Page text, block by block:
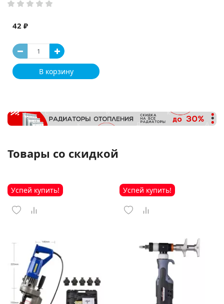
42 ₽
В корзину
Товары со скидкой
Успей купить! Успей купить!